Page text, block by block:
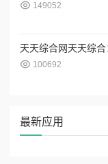
149052
天天综合网天天综
100692
最新应用